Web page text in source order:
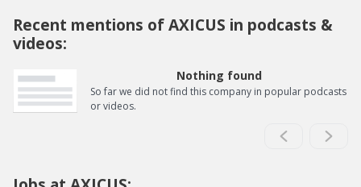
Recent mentions of AXICUS in podcasts &
videos:
Nothing found
So far we did not find this company in popular podcasts
or videos.